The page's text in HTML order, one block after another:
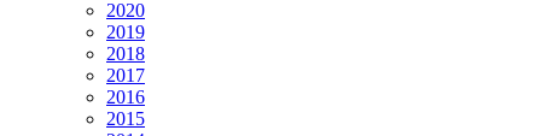
2020
2019
2018
2017
2016
2015